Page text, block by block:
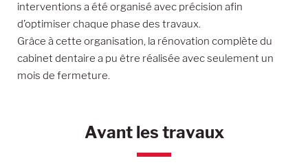
interventions a été organisé avec précision afin
d’optimiser chaque phase des travaux.
Grâce à cette organisation, la rénovation complète du
cabinet dentaire a pu être réalisée avec seulement un
mois de fermeture.
Avant les travaux